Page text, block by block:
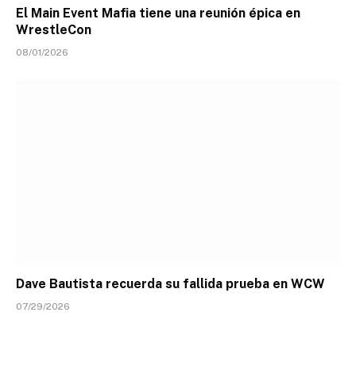
El Main Event Mafia tiene una reunión épica en
WrestleCon
08/01/2026
Dave Bautista recuerda su fallida prueba en WCW
07/29/2026